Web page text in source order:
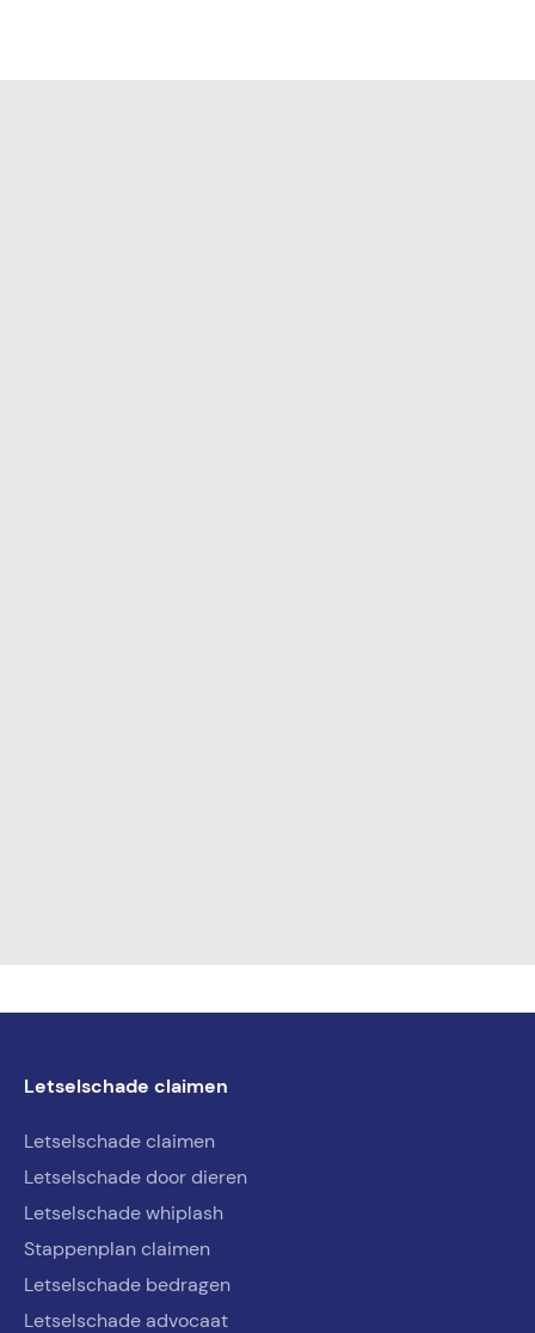
Letselschade claimen
Letselschade claimen
Letselschade door dieren
Letselschade whiplash
Stappenplan claimen
Letselschade bedragen
Letselschade advocaat